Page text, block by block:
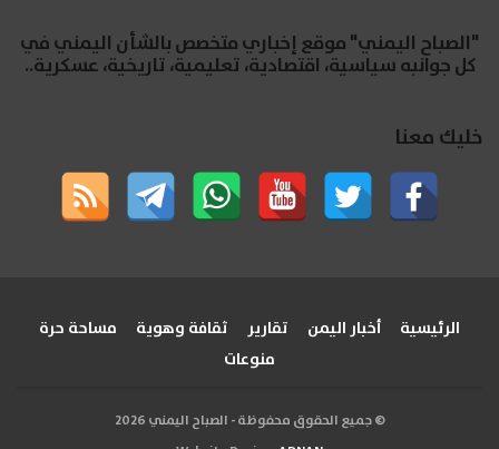
"الصباح اليمني" موقع إخباري متخصص بالشأن اليمني في
كل جوانبه سياسية، اقتصادية، تعليمية، تاريخية، عسكرية..
خليك معنا
الرئيسية أخبار اليمن تقارير ثقافة وهوية
مساحة حرة
منوعات
© جميع الحقوق محفوظة - الصباح اليمني 2026